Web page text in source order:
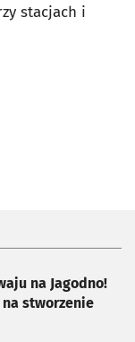
stacjach i
na Jagodno!
stworzenie